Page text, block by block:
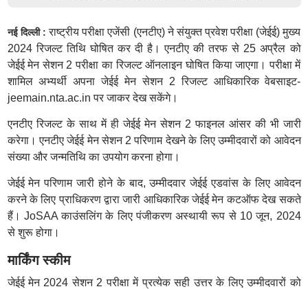
नई दिल्ली :राष्ट्रीय परीक्षा एजेंसी (एनटीए) ने संयुक्त प्रवेश परीक्षा (जेईई) मुख्य
2024 रिजल्ट तिथि घोषित कर दी है। एनटीए की तरफ से 25 अप्रैल को
जेईई मेन सेशन 2 परीक्षा का रिजल्ट ऑनलाइन घोषित किया जाएगा। परीक्षा में
शामिल अभ्यर्थी अपना जेईई मेन सेशन 2 रिजल्ट आधिकारिक वेबसाइट-
jeemain.nta.ac.in पर जाकर देख सकेंगे।
एनटीए रिजल्ट के साथ में ही जेईई मेन सेशन 2 फाइनल आंसर की भी जारी
करेगा। एनटीए जेईई मेन सेशन 2 परिणाम देखने के लिए उम्मीदवारों को आवेदन
संख्या और जन्मतिथि का उपयोग करना होगा।
जेईई मेन परिणाम जारी होने के बाद, उम्मीदवार जेईई एडवांस के लिए आवेदन
करने के लिए प्राधिकरण द्वारा जारी आधिकारिक जेईई मेन कटऑफ देख सकते
हैं। JoSAA काउंसलिंग के लिए पंजीकरण अस्थायी रूप से 10 जून, 2024
से शुरू होगा।
मार्किंग स्कीम
जेईई मेन 2024 सेशन 2 परीक्षा में प्रत्येक सही उत्तर के लिए उम्मीदवारों को